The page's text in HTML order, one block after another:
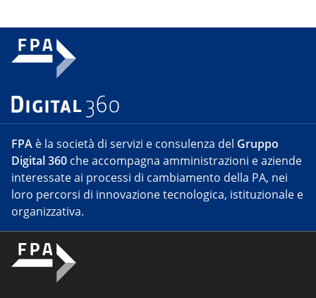
FPA è la società di servizi e consulenza del Gruppo
Digital 360 che accompagna amministrazioni e aziende
interessate ai processi di cambiamento della PA, nei
loro percorsi di innovazione tecnologica, istituzionale e
organizzativa.